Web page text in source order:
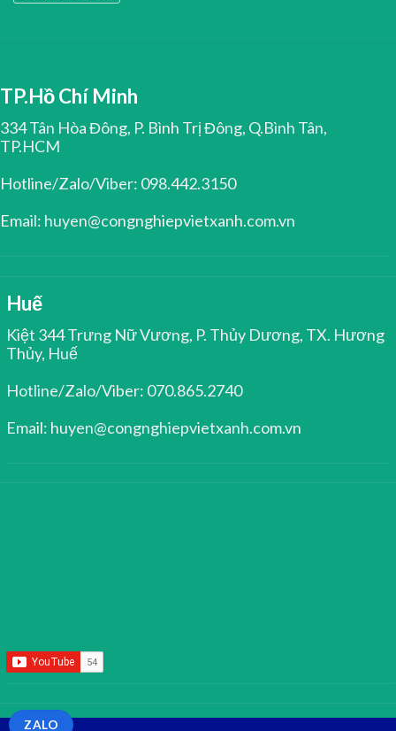
TP.Hồ Chí Minh
334 Tân Hòa Đông, P. Bình Trị Đông, Q.Bình Tân,
TP.HCM
Hotline/Zalo/Viber: 098.442.3150
Email: huyen@congnghiepvietxanh.com.vn
Huế
Kiệt 344 Trưng Nữ Vương, P. Thủy Dương, TX. Hương
Thủy, Huế
Hotline/Zalo/Viber: 070.865.2740
Email: huyen@congnghiepvietxanh.com.vn
ZALO